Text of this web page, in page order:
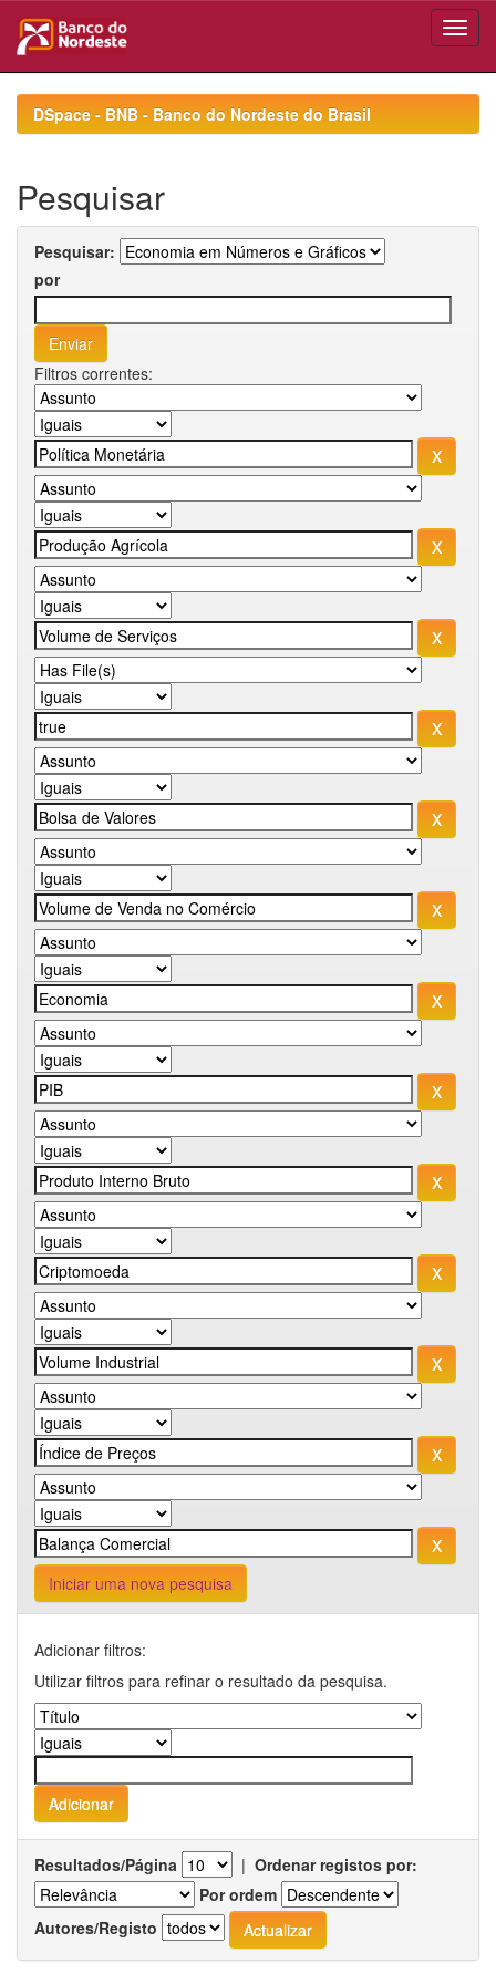
navigationDSpace - BNB - Banco do Nordeste do Brasil
Pesquisar
Pesquisar:
por
Filtros correntes:
Iniciar uma nova pesquisa
Adicionar filtros:
Utilizar filtros para refinar o resultado da pesquisa.
Resultados/Página | Ordenar registos por:
Por ordem
Autores/Registo